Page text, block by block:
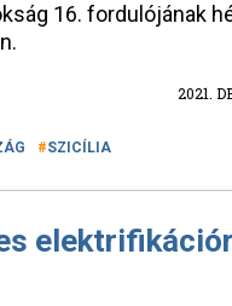
16. fordulójának
2021.
SZICÍLIA